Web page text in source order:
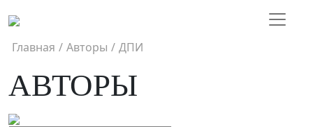
Главная / Авторы / ДПИ
АВТОРЫ